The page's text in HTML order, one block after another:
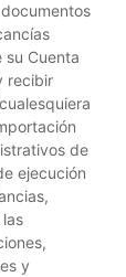
Cuenta
recibir
de
ejecución
y